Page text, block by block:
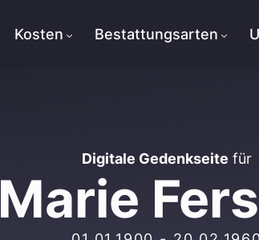
Kosten Bestattungsarten
Digitale Gedenkseite für
Marie